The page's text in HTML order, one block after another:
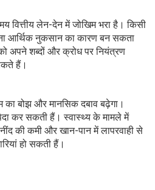
वित्तीय लेन-देन में जोखिम भरा है। किसी
आर्थिक नुकसान का कारण बन सकता
को अपने शब्दों और क्रोध पर नियंत्रण
हैं।
का बोझ और मानसिक दबाव बढ़ेगा।
पैदा कर सकती हैं। स्वास्थ्य के मामले में
की कमी और खान-पान में लापरवाही से
हो सकती हैं।